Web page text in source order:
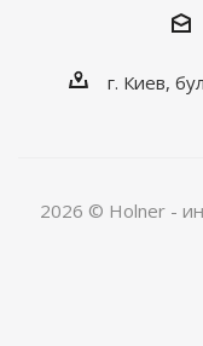
г. Киев,
2026 © Holner -